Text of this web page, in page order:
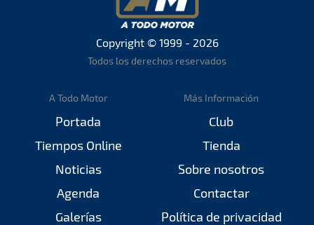
Copyright © 1999 - 2026
Todos los derechos reservados
A Todo Motor
Portada
Tiempos Online
Noticias
Agenda
Galerías
Más Información
Club
Tienda
Sobre nosotros
Contactar
Política de privacidad